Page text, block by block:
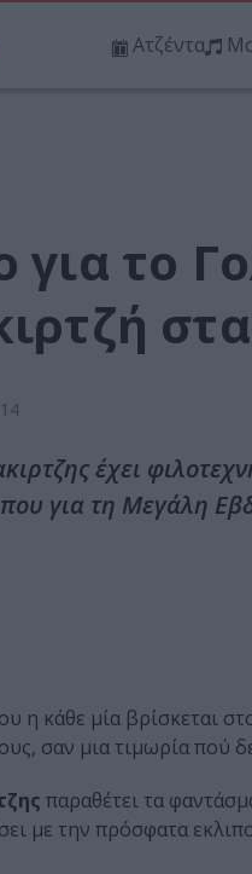
Ατζέντα
για το
έχει
για τη Μεγάλη
η κάθε μία βρίσκεται
σαν μια τιμωρία πού
παραθέτει τα
με την πρόσφατα